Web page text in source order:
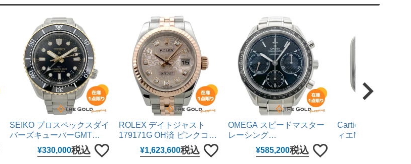
SEIKO プロスペックスダイ
バーズキューバーGMT
SBEJ030 6R54-00R0 黒文
字盤 ステンレス 42mm 自動
¥330,000税込
ROLEX デイトジャスト
179171G OH済 ピンクコン
ピューター 26mm コンビ
SS ERG 自動巻き 腕時計
¥1,623,600税込
OMEGA スピードマスター
レーシング
326.30.40.50.01.001 40mm
黒文字盤 ステンレス 自動巻
¥585,200税込
Cartier サントスド
ィエMM